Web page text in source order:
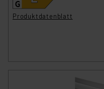
Produktdatenblatt